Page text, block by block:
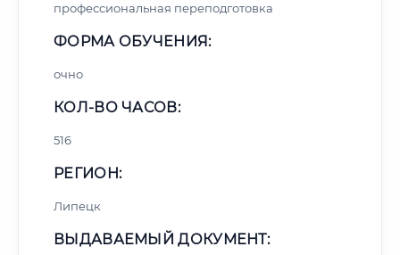
профессиональная переподготовка
ФОРМА ОБУЧЕНИЯ:
очно
КОЛ-ВО ЧАСОВ:
516
РЕГИОН:
Липецк
ВЫДАВАЕМЫЙ ДОКУМЕНТ: